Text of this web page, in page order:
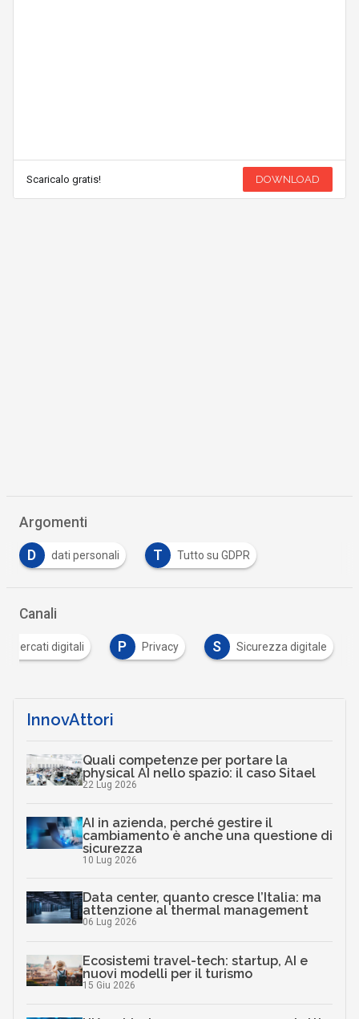
Scaricalo gratis! DOWNLOAD
Argomenti
D dati personali T Tutto su GDPR
Canali
Mercati digitali P Privacy S Sicurezza digitale
InnovAttori
Quali competenze per portare la
physical AI nello spazio: il caso Sitael
22 Lug 2026
AI in azienda, perché gestire il
cambiamento è anche una questione di
sicurezza
10 Lug 2026
Data center, quanto cresce l’Italia: ma
attenzione al thermal management
06 Lug 2026
Ecosistemi travel-tech: startup, AI e
nuovi modelli per il turismo
15 Giu 2026